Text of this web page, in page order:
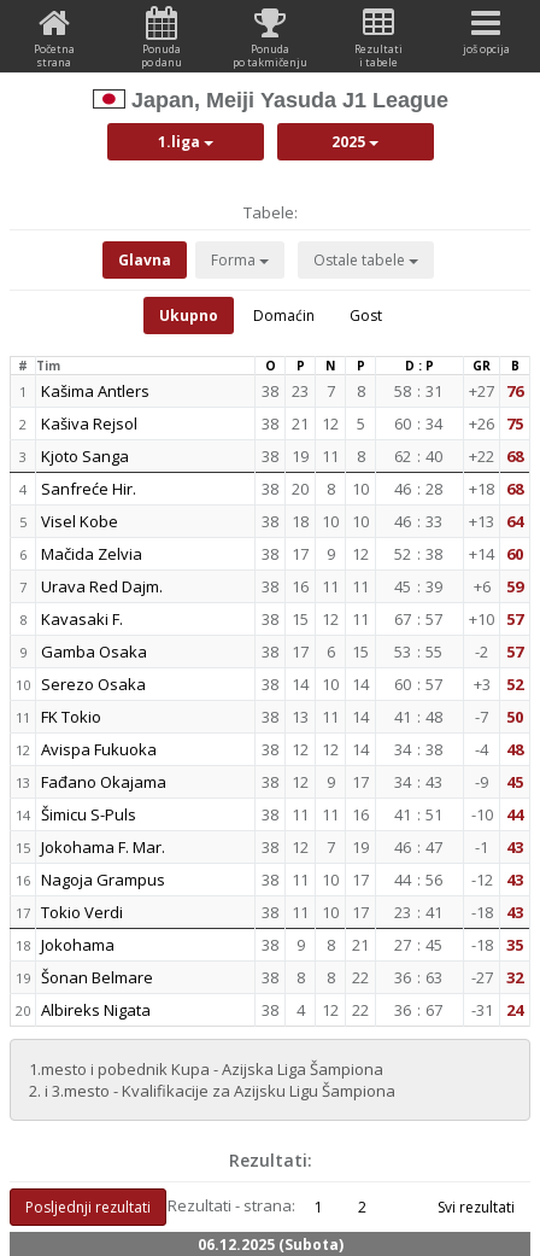
Početna
strana
Ponuda
po danu
Ponuda
po takmičenju
Rezultati
i tabele
još opcija
Japan, Meiji Yasuda J1 League
1.liga 2025
Tabele:
Glavna Forma Ostale tabele
Ukupno Domaćin Gost
# Tim O P N P D : P GR B
1 Kašima Antlers 38 23 7 8 58 : 31 +27 76
2 Kašiva Rejsol 38 21 12 5 60 : 34 +26 75
3 Kjoto Sanga 38 19 11 8 62 : 40 +22 68
4 Sanfreće Hir. 38 20 8 10 46 : 28 +18 68
5 Visel Kobe 38 18 10 10 46 : 33 +13 64
6 Mačida Zelvia 38 17 9 12 52 : 38 +14 60
7 Urava Red Dajm. 38 16 11 11 45 : 39 +6 59
8 Kavasaki F. 38 15 12 11 67 : 57 +10 57
9 Gamba Osaka 38 17 6 15 53 : 55 -2 57
10 Serezo Osaka 38 14 10 14 60 : 57 +3 52
11 FK Tokio 38 13 11 14 41 : 48 -7 50
12 Avispa Fukuoka 38 12 12 14 34 : 38 -4 48
13 Fađano Okajama 38 12 9 17 34 : 43 -9 45
14 Šimicu S-Puls 38 11 11 16 41 : 51 -10 44
15 Jokohama F. Mar. 38 12 7 19 46 : 47 -1 43
16 Nagoja Grampus 38 11 10 17 44 : 56 -12 43
17 Tokio Verdi 38 11 10 17 23 : 41 -18 43
18 Jokohama 38 9 8 21 27 : 45 -18 35
19 Šonan Belmare 38 8 8 22 36 : 63 -27 32
20 Albireks Nigata 38 4 12 22 36 : 67 -31 24
1.mesto i pobednik Kupa - Azijska Liga Šampiona
2. i 3.mesto - Kvalifikacije za Azijsku Ligu Šampiona
Rezultati:
Posljednji rezultati Rezultati - strana: 1 2
Svi rezultati
06.12.2025 (Subota)